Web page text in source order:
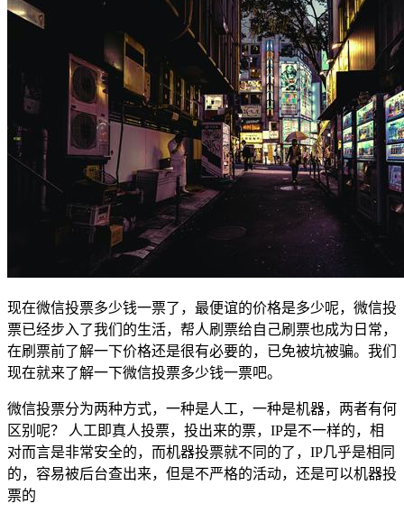
现在微信投票多少钱一票了，最便谊的价格是多少呢，微信投
票已经步入了我们的生活，帮人刷票给自己刷票也成为日常，
在刷票前了解一下价格还是很有必要的，已免被坑被骗。我们
现在就来了解一下微信投票多少钱一票吧。
微信投票分为两种方式，一种是人工，一种是机器，两者有何
区别呢？ 人工即真人投票，投出来的票，IP是不一样的，相
对而言是非常安全的，而机器投票就不同的了，IP几乎是相同
的，容易被后台查出来，但是不严格的活动，还是可以机器投
票的